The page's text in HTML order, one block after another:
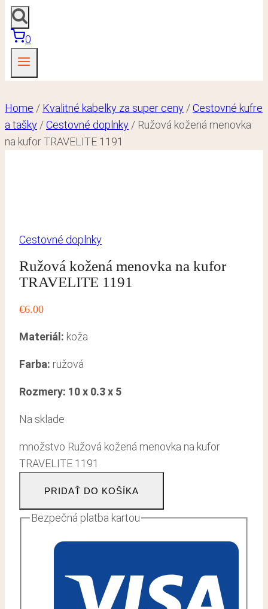
0
Home / Kvalitné kabelky za super ceny /Cestovné kufre
a tašky /Cestovné doplnky / Ružová kožená menovka
na kufor TRAVELITE 1191
Cestovné doplnky
Ružová kožená menovka na kufor
TRAVELITE 1191
€6.00
Materiál: koža
Farba: ružová
Rozmery: 10 x 0.3 x 5
Na sklade
množstvo Ružová kožená menovka na kufor
TRAVELITE 1191
PRIDAŤ DO KOŠÍKA
Bezpečná platba kartou